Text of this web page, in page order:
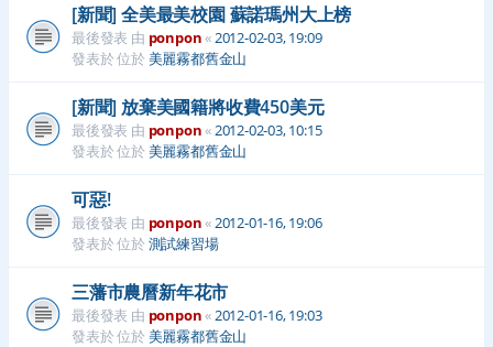
[新聞] 全美最美校園 蘇諾瑪州大上榜
最後發表 由 ponpon« 2012-02-03, 19:09
發表於 位於 美麗霧都舊金山
[新聞] 放棄美國籍將收費450美元
最後發表 由 ponpon« 2012-02-03, 10:15
發表於 位於 美麗霧都舊金山
可惡!
最後發表 由 ponpon« 2012-01-16, 19:06
發表於 位於 測試練習場
三藩市農曆新年花市
最後發表 由 ponpon« 2012-01-16, 19:03
發表於 位於 美麗霧都舊金山